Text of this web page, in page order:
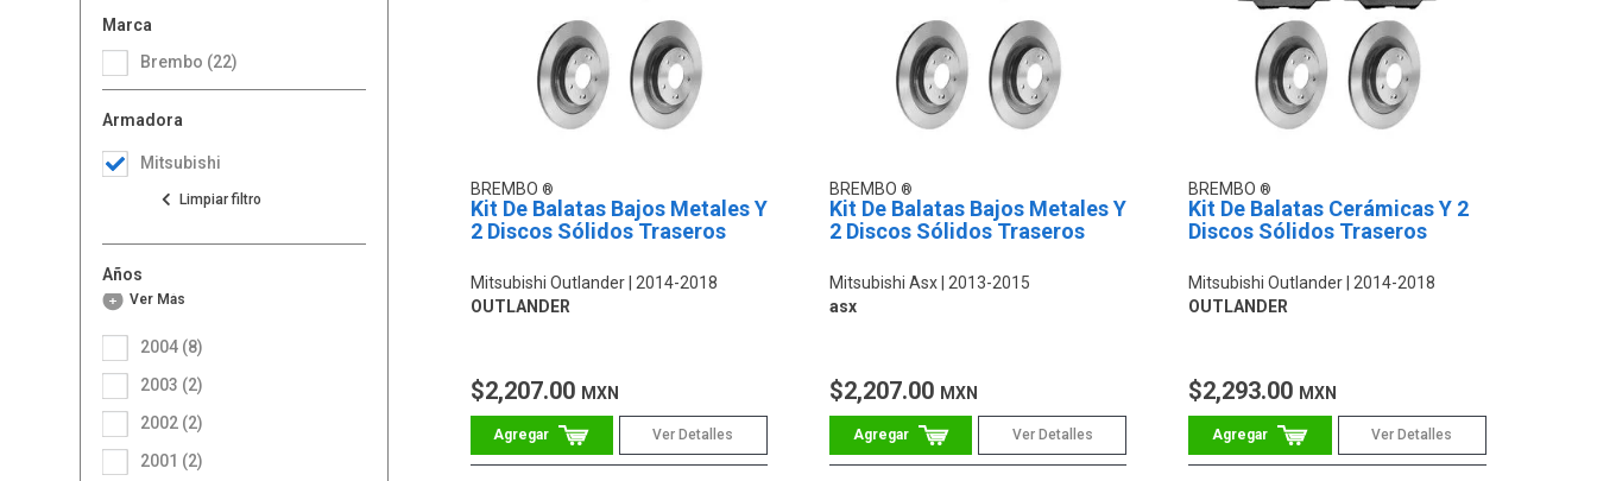
Marca
Brembo (22)
Armadora
Mitsubishi
Años
2001 (2)
2002 (2)
2003 (2)
2004 (8)
Ver Más
BREMBO
Kit De Balatas Bajos Metales Y
2 Discos Sólidos Traseros
Mitsubishi Outlander
2014-2018
OUTLANDER
$2,207.00 MXN
Ver Detalles
BREMBO
Kit De Balatas Bajos Metales Y
2 Discos Sólidos Traseros
Mitsubishi Asx
2013-2015
asx
$2,207.00 MXN
Ver Detalles
BREMBO
Kit De Balatas Cerámicas Y 2
Discos Sólidos Traseros
Mitsubishi Outlander
2014-2018
OUTLANDER
$2,293.00 MXN
Ver Detalles